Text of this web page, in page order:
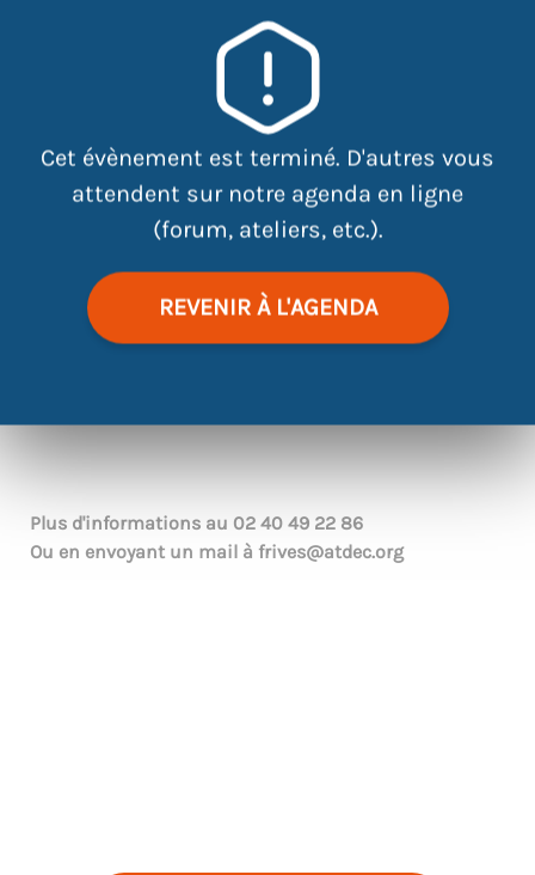
Cet évènement est terminé. D'autres vous
attendent sur notre agenda en ligne
(forum, ateliers, etc.).
REVENIR À L'AGENDA
ATDEC SITE EST-ERDRE 9 rue
Plus d'informations au 02 40 49 22 86
Ou en envoyant un mail à frives@atdec.org